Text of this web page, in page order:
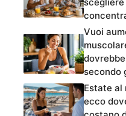
Vuoi
secondo
Estate al
ecco